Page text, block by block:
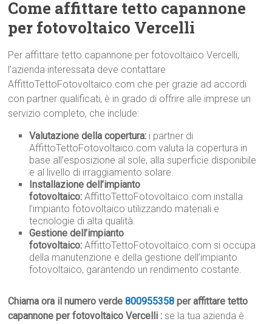
Come affittare tetto capannone
per fotovoltaico Vercelli
Per affittare tetto capannone per fotovoltaico Vercelli,
l’azienda interessata deve contattare
AffittoTettoFotovoltaico.com che per grazie ad accordi
con partner qualificati, è in grado di offrire alle imprese un
servizio completo, che include:
Valutazione della copertura: i partner di
AffittoTettoFotovoltaico.com valuta la copertura in
base all’esposizione al sole, alla superficie disponibile
e al livello di irraggiamento solare.
Installazione dell’impianto
fotovoltaico: AffittoTettoFotovoltaico.com installa
l’impianto fotovoltaico utilizzando materiali e
tecnologie di alta qualità.
Gestione dell’impianto
fotovoltaico: AffittoTettoFotovoltaico.com si occupa
della manutenzione e della gestione dell’impianto
fotovoltaico, garantendo un rendimento costante.
Chiama ora il numero verde800955358 per affittare tetto
capannone per fotovoltaico Vercelli : se la tua azienda è